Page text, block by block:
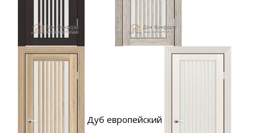
Дуб европейский